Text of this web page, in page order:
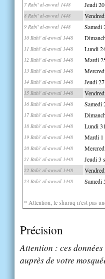
7 Rabi' al-awwal 1448 Jeudi
8 Rabi' al-awwal 1448
9 Rabi' al-awwal 1448 Samedi
10 Rabi' al-awwal 1448
11 Rabi' al-awwal 1448 Lundi
12 Rabi' al-awwal 1448 Mardi
13 Rabi' al-awwal 1448
14 Rabi' al-awwal 1448 Jeudi
15 Rabi' al-awwal 1448
16 Rabi' al-awwal 1448 Samedi
17 Rabi' al-awwal 1448
18 Rabi' al-awwal 1448 Lundi
19 Rabi' al-awwal 1448 Mardi 1
20 Rabi' al-awwal 1448
21 Rabi' al-awwal 1448 Jeudi 3
22 Rabi' al-awwal 1448
23 Rabi' al-awwal 1448 Samedi
* Attention, le shuruq n'est pas
Précision
Attention : ces
auprès de votre